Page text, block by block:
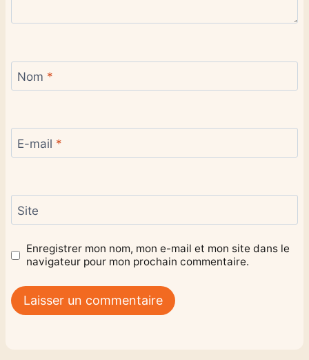
Nom *
E-mail *
Site
Enregistrer mon nom, mon e-mail et mon site dans le
navigateur pour mon prochain commentaire.